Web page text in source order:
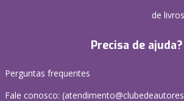
de livros
Precisa de ajuda?
Perguntas frequentes
Fale conosco: